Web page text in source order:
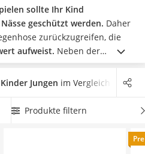
sollte Ihr Kind
geschützt werden. Daher
zurückzugreifen, die
aufweist.
Kinder-Regenjackemit Ihrem
zugleich gegen Regen schützt.
Jungen gefällt und auch
Jungen im Vergleich
Produkte filtern